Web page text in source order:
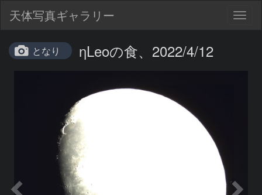
天体写真ギャラリー
となり ηLeoの食、2022/4/12